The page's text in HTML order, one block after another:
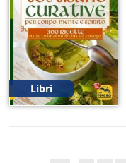
Libri